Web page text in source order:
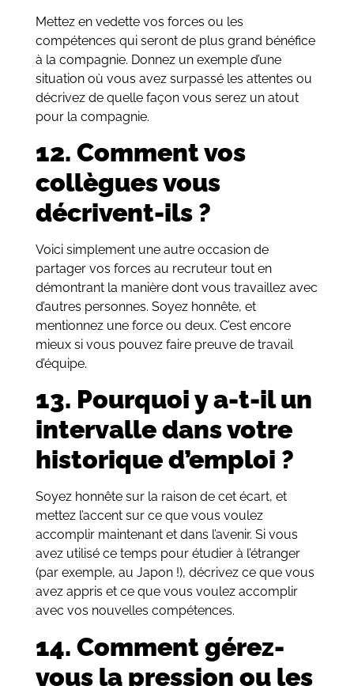
Mettez en vedette vos forces ou les
compétences qui seront de plus grand bénéfice
à la compagnie. Donnez un exemple d’une
situation où vous avez surpassé les attentes ou
décrivez de quelle façon vous serez un atout
pour la compagnie.
12. Comment vos
collègues vous
décrivent-ils ?
Voici simplement une autre occasion de
partager vos forces au recruteur tout en
démontrant la manière dont vous travaillez avec
d’autres personnes. Soyez honnête, et
mentionnez une force ou deux. C’est encore
mieux si vous pouvez faire preuve de travail
d’équipe.
13. Pourquoi y a-t-il un
intervalle dans votre
historique d’emploi ?
Soyez honnête sur la raison de cet écart, et
mettez l’accent sur ce que vous voulez
accomplir maintenant et dans l’avenir. Si vous
avez utilisé ce temps pour étudier à l’étranger
(par exemple, au Japon !), décrivez ce que vous
avez appris et ce que vous voulez accomplir
avec vos nouvelles compétences.
14. Comment gérez-
vous la pression ou les